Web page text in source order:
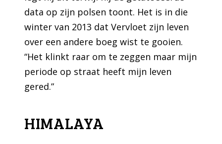
data op zijn polsen toont. Het is in die
winter van 2013 dat Vervloet zijn leven
over een andere boeg wist te gooien.
“Het klinkt raar om te zeggen maar mijn
periode op straat heeft mijn leven
gered.”
HIMALAYA